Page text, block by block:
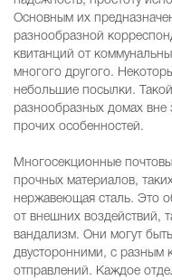
Основным их
разнообразной
квитанций от
многого другого.
небольшие посылки.
разнообразных домах вне
прочих особенностей.
Многосекционные
прочных материалов,
нержавеющая сталь. Это
от внешних воздействий,
вандализм. Они могут
двусторонними, с разным
отправлений. Каждое